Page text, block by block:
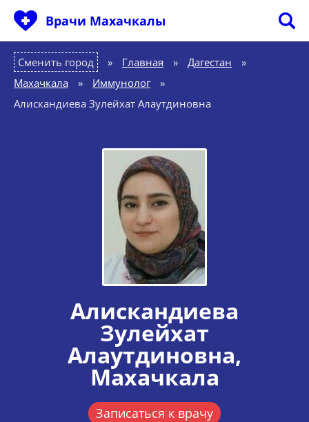
Врачи Махачкалы
Сменить город Главная » Дагестан
»
Махачкала
» Иммунолог
»
Алискандиева Зулейхат Алаутдиновна
Алискандиева
Зулейхат
Алаутдиновна,
Махачкала
Записаться к врачу